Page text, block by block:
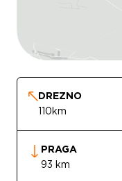
DREZNO
110km
PRAGA
93 km